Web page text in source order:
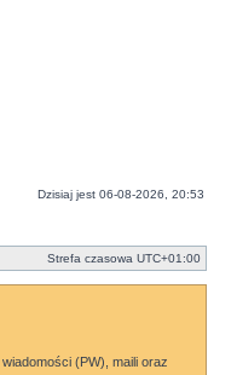
Dzisiaj jest 06-08-2026, 20:53
Strefa czasowa UTC+01:00
(PW), maili oraz